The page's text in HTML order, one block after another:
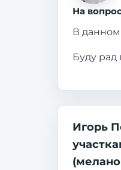
На
В данном
Буду рад
Игорь